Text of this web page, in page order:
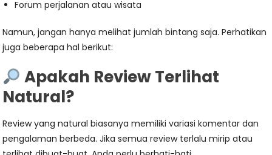
Forum perjalanan atau wisata
Namun, jangan hanya melihat jumlah bintang saja. Perhatikan
juga beberapa hal berikut:
Apakah Review Terlihat
Natural?
Review yang natural biasanya memiliki variasi komentar dan
pengalaman berbeda. Jika semua review terlalu mirip atau